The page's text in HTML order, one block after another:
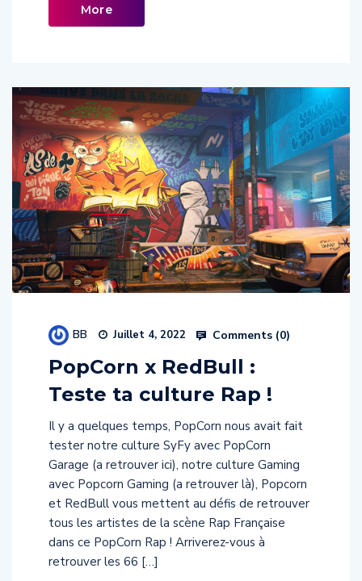
PopCorn x RedBull :
Teste ta culture Rap !
Il y a quelques temps, PopCorn nous avait fait
tester notre culture SyFy avec PopCorn
Garage (a retrouver ici), notre culture Gaming
avec Popcorn Gaming (a retrouver là), Popcorn
et RedBull vous mettent au défis de retrouver
tous les artistes de la scène Rap Française
dans ce PopCorn Rap ! Arriverez-vous à
retrouver les 66 […]